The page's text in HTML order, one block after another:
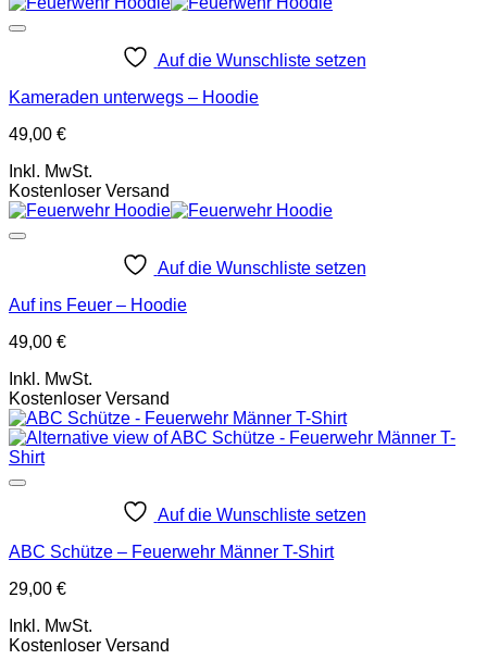
Auf die Wunschliste setzen
Kameraden unterwegs – Hoodie
49,00 €
Inkl. MwSt.
Kostenloser Versand
Auf die Wunschliste setzen
Auf ins Feuer – Hoodie
49,00 €
Inkl. MwSt.
Kostenloser Versand
Auf die Wunschliste setzen
ABC Schütze – Feuerwehr Männer T-Shirt
29,00 €
Inkl. MwSt.
Kostenloser Versand